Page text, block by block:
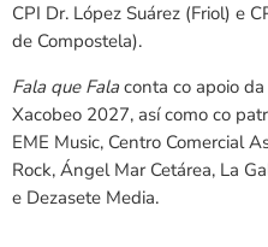
CPI Dr. López Suárez (Friol) e
de Compostela).
Fala que Fala conta co apoio
Xacobeo 2027, así como co
EME Music, Centro Comercial
Rock, Ángel Mar Cetárea, La
e Dezasete Media.